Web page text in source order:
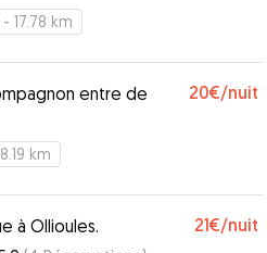
- 17.78 km
entre de
20€/nuit
km
à Ollioules. 21€/nuit